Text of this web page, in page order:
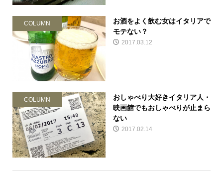
COLUMN
お酒をよく飲む女はイタリアで
モテない？
2017.03.12
COLUMN
おしゃべり大好きイタリア人・
映画館でもおしゃべりが止まら
ない
2017.02.14